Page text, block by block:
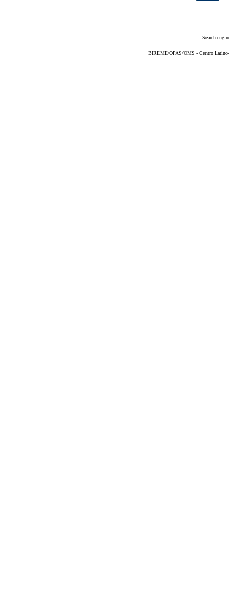
Search
BIREME/OPAS/OMS - Centro Latino-